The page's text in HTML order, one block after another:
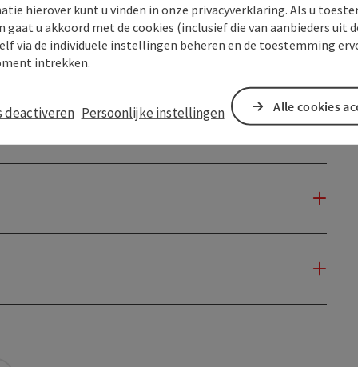
hierover kunt u vinden in onze privacyverklaring. Als u
gaat u akkoord met de cookies (inclusief die van aanbieders uit
via de individuele instellingen beheren en de toestemming
intrekken.
deactiveren Persoonlijke instellingen Alle cookies